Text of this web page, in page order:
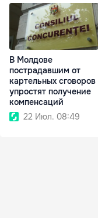
В Молдове
пострадавшим от
картельных сговоров
упростят получение
компенсаций
22 Июл. 08:49